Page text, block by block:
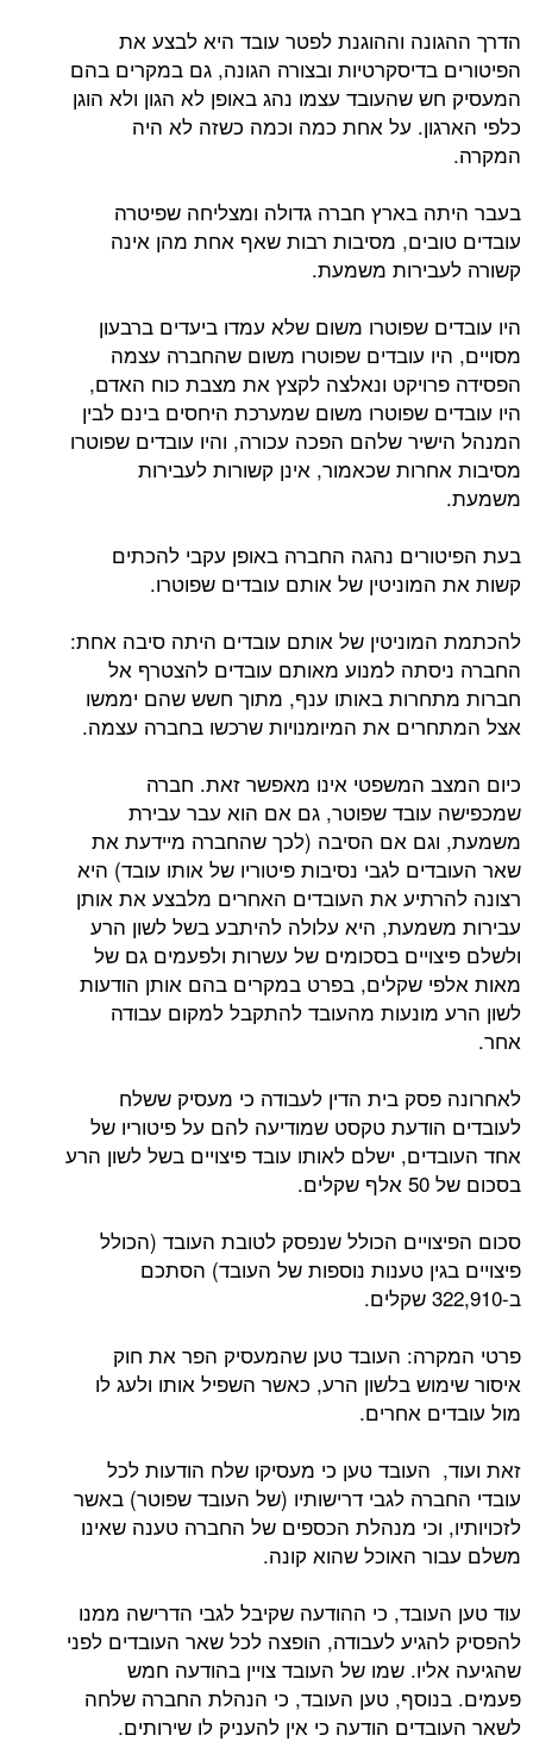
הדרך ההגונה וההוגנת לפטר עובד היא לבצע את
הפיטורים בדיסקרטיות ובצורה הגונה, גם במקרים בהם
המעסיק חש שהעובד עצמו נהג באופן לא הגון ולא הוגן
כלפי הארגון. על אחת כמה וכמה כשזה לא היה
המקרה.
בעבר היתה בארץ חברה גדולה ומצליחה שפיטרה
עובדים טובים, מסיבות רבות שאף אחת מהן אינה
קשורה לעבירות משמעת.
היו עובדים שפוטרו משום שלא עמדו ביעדים ברבעון
מסויים, היו עובדים שפוטרו משום שהחברה עצמה
הפסידה פרויקט ונאלצה לקצץ את מצבת כוח האדם,
היו עובדים שפוטרו משום שמערכת היחסים בינם לבין
המנהל הישיר שלהם הפכה עכורה, והיו עובדים שפוטרו
מסיבות אחרות שכאמור, אינן קשורות לעבירות
משמעת.
בעת הפיטורים נהגה החברה באופן עקבי להכתים
קשות את המוניטין של אותם עובדים שפוטרו.
להכתמת המוניטין של אותם עובדים היתה סיבה אחת:
החברה ניסתה למנוע מאותם עובדים להצטרף אל
חברות מתחרות באותו ענף, מתוך חשש שהם יממשו
אצל המתחרים את המיומנויות שרכשו בחברה עצמה.
כיום המצב המשפטי אינו מאפשר זאת. חברה
שמכפישה עובד שפוטר, גם אם הוא עבר עבירת
משמעת, וגם אם הסיבה (לכך שהחברה מיידעת את
שאר העובדים לגבי נסיבות פיטוריו של אותו עובד) היא
רצונה להרתיע את העובדים האחרים מלבצע את אותן
עבירות משמעת, היא עלולה להיתבע בשל לשון הרע
ולשלם פיצויים בסכומים של עשרות ולפעמים גם של
מאות אלפי שקלים, בפרט במקרים בהם אותן הודעות
לשון הרע מונעות מהעובד להתקבל למקום עבודה
אחר.
לאחרונה פסק בית הדין לעבודה כי מעסיק ששלח
לעובדים הודעת טקסט שמודיעה להם על פיטוריו של
אחד העובדים, ישלם לאותו עובד פיצויים בשל לשון הרע
בסכום של 50 אלף שקלים.
סכום הפיצויים הכולל שנפסק לטובת העובד (הכולל
פיצויים בגין טענות נוספות של העובד) הסתכם
ב-322,910 שקלים.
פרטי המקרה: העובד טען שהמעסיק הפר את חוק
איסור שימוש בלשון הרע, כאשר השפיל אותו ולעג לו
מול עובדים אחרים.
זאת ועוד, העובד טען כי מעסיקו שלח הודעות לכל
עובדי החברה לגבי דרישותיו (של העובד שפוטר) באשר
לזכויותיו, וכי מנהלת הכספים של החברה טענה שאינו
משלם עבור האוכל שהוא קונה.
עוד טען העובד, כי ההודעה שקיבל לגבי הדרישה ממנו
להפסיק להגיע לעבודה, הופצה לכל שאר העובדים לפני
שהגיעה אליו. שמו של העובד צויין בהודעה חמש
פעמים. בנוסף, טען העובד, כי הנהלת החברה שלחה
לשאר העובדים הודעה כי אין להעניק לו שירותים.